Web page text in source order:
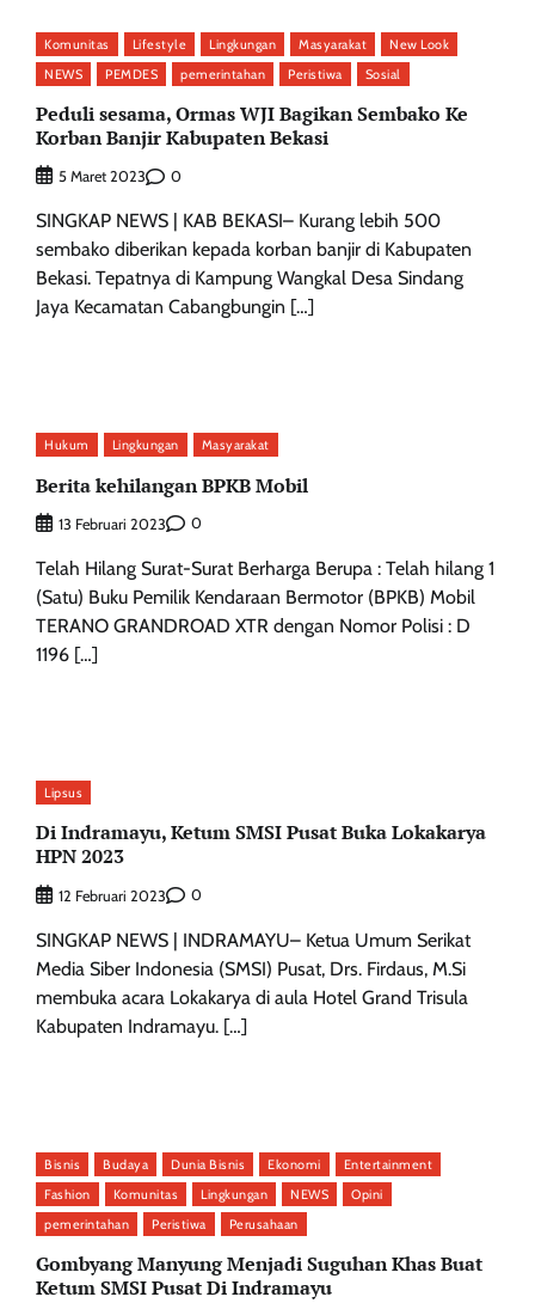
Komunitas Lifestyle Lingkungan Masyarakat
New Look
NEWS
PEMDES pemerintahan Peristiwa Sosial
Peduli sesama, Ormas WJI Bagikan Sembako Ke
Korban Banjir Kabupaten Bekasi
5 Maret 2023 0
SINGKAP NEWS | KAB BEKASI– Kurang lebih 500
sembako diberikan kepada korban banjir di Kabupaten
Bekasi. Tepatnya di Kampung Wangkal Desa Sindang
Jaya Kecamatan Cabangbungin […]
Hukum Lingkungan Masyarakat
Berita kehilangan BPKB Mobil
13 Februari 2023 0
Telah Hilang Surat-Surat Berharga Berupa : Telah hilang 1
(Satu) Buku Pemilik Kendaraan Bermotor (BPKB) Mobil
TERANO GRANDROAD XTR dengan Nomor Polisi : D
1196 […]
Lipsus
Di Indramayu, Ketum SMSI Pusat Buka Lokakarya
HPN 2023
12 Februari 2023 0
SINGKAP NEWS | INDRAMAYU– Ketua Umum Serikat
Media Siber Indonesia (SMSI) Pusat, Drs. Firdaus, M.Si
membuka acara Lokakarya di aula Hotel Grand Trisula
Kabupaten Indramayu. […]
Bisnis Budaya Dunia Bisnis Ekonomi
Entertainment
Fashion
Komunitas Lingkungan NEWS
Opini
pemerintahan
Peristiwa Perusahaan
Gombyang Manyung Menjadi Suguhan Khas Buat
Ketum SMSI Pusat Di Indramayu